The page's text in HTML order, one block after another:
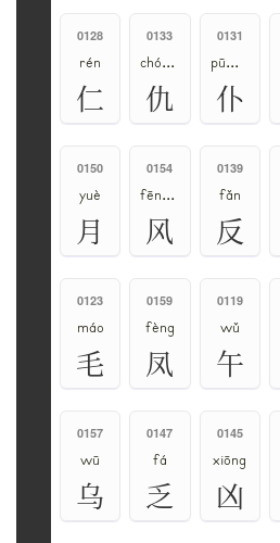
0128
rén
仁
0133
chóu、qiú
仇
0131
pū、pú
仆
0150
yuè
月
0154
fēng、fěng
风
0139
fǎn
反
0123
máo
毛
0159
fèng
凤
0119
wǔ
午
0157
wū
乌
0147
fá
乏
0145
xiōng
凶